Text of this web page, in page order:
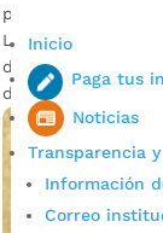
Inicio
Paga tus
Noticias
Transparencia
Información
Correo
por
La Fundación
de recolección de
desamparados.